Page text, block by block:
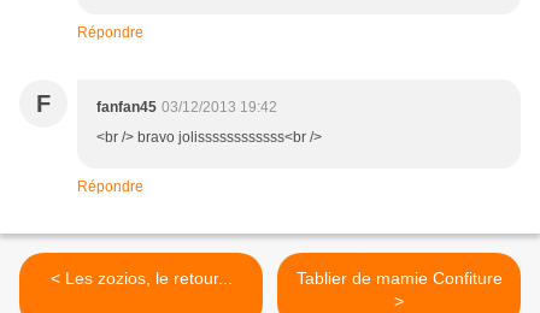
Répondre
F fanfan45 03/12/2013 19:42
<br /> bravo jolissssssssssss<br />
Répondre
< Les zozios, le retour...
Tablier de mamie Confiture
>